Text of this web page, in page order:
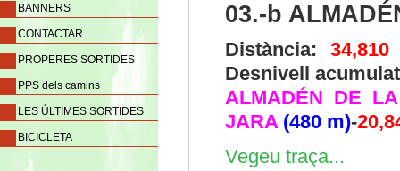
BANNERS
CONTACTAR
PROPERES SORTIDES
PPS dels camins
LES ÚLTIMES SORTIDES
BICICLETA
03.-b
Distància:
Desnivell
ALMADÉN DE
JARA (480 m)-
Vegeu traça...